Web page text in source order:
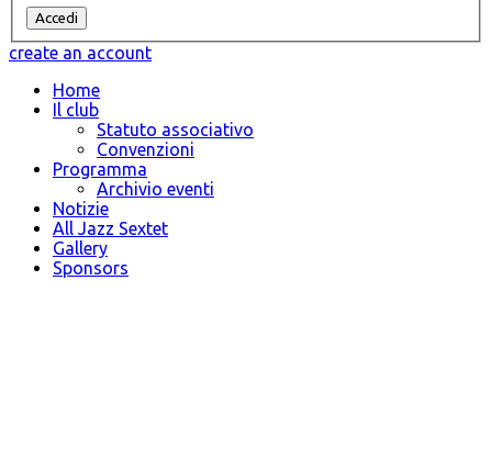
create an account
Home
Il club
Statuto associativo
Convenzioni
Programma
Archivio eventi
Notizie
All Jazz Sextet
Gallery
Sponsors